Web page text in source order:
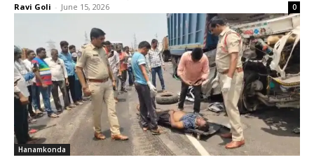
Ravi Goli - June 15, 2026 0
Hanamkonda